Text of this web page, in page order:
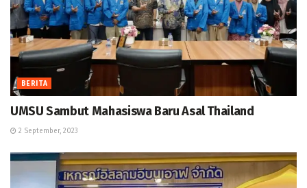
BERITA
UMSU Sambut Mahasiswa Baru Asal Thailand
2 September, 2023